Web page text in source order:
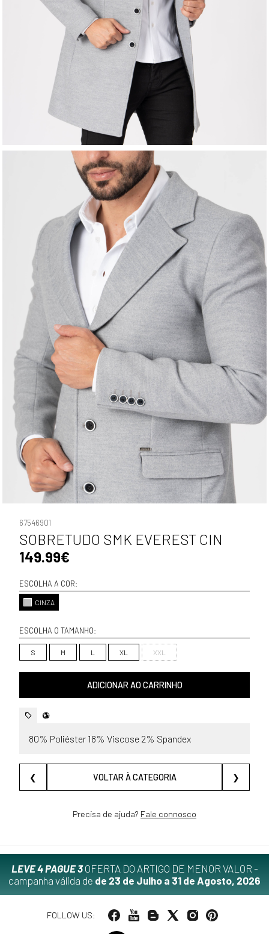
67546901
SOBRETUDO SMK EVEREST CIN
149.99€
ESCOLHA A COR:
CINZA
ESCOLHA O TAMANHO:
S M L XL XXL
ADICIONAR AO CARRINHO
80% Poliéster 18% Viscose 2% Spandex
❮ VOLTAR À CATEGORIA ❯
Precisa de ajuda? Fale connosco
LEVE 4 PAGUE 3OFERTA DO ARTIGO DE MENOR VALOR -
campanha válida de de 23 de Julho a 31 de Agosto, 2026
FOLLOW US: